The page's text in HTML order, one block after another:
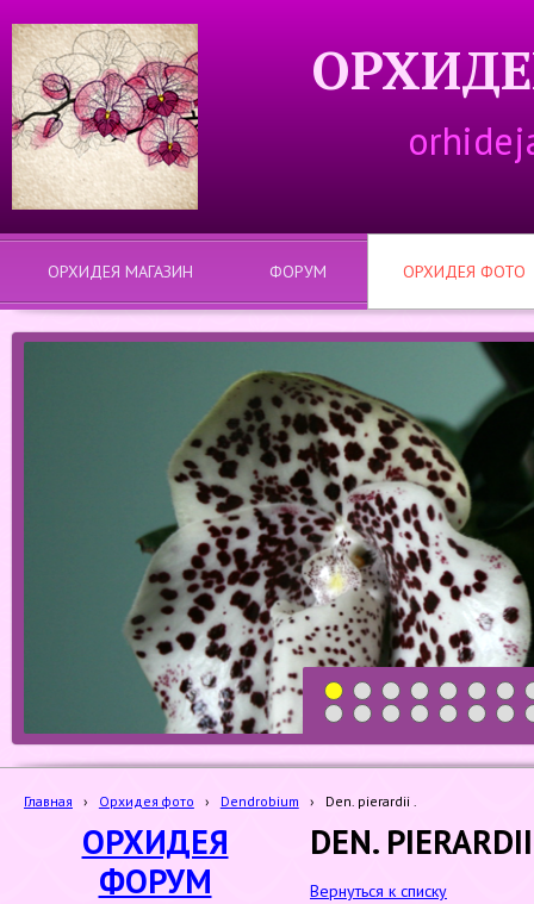
ОРХИДЕЯ МАГАЗИН ФОРУМ ОРХИДЕЯ ФОТО
1 2 3 4 5 6 7
8
19 20 21 22 23 24 25
Главная › Орхидея фото › Dendrobium › Den. pierardii .
ОРХИДЕЯ
ФОРУМ
DEN.
Вернуться к списку